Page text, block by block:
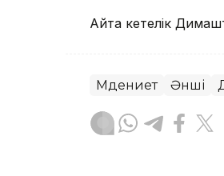
Айта кетелік
Мәдениет Әнші